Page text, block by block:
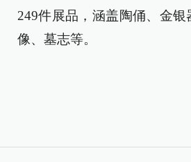
249件展品，涵盖陶俑、金
像、墓志等。